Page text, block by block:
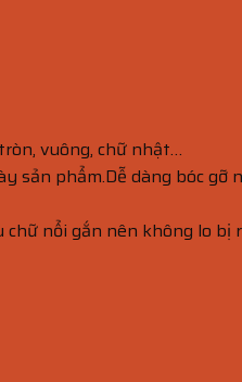
vuông, chữ nhật…
phẩm.Dễ dàng bóc gỡ
nổi gắn nên không lo bị